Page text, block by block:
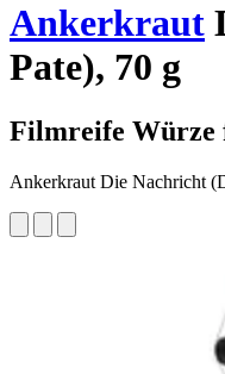
Ankerkraut
Pate), 70 g
Filmreife Würze
Ankerkraut Die Nachricht